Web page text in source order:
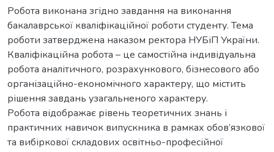
Робота виконана згідно завдання на виконання
бакалаврської кваліфікаційної роботи студенту. Тема
роботи затверджена наказом ректора НУБіП України.
Кваліфікаційна робота – це самостійна індивідуальна
робота аналітичного, розрахункового, бізнесового або
організаційно-економічного характеру, що містить
рішення завдань узагальненого характеру.
Робота відображає рівень теоретичних знань і
практичних навичок випускника в рамках обов’язкової
та вибіркової складових освітньо-професійної